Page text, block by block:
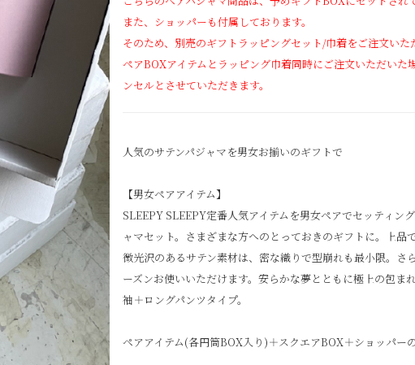
また、ショッパーも付属しております。
そのため、別売のギフトラッピングセット/巾着をご注文いた
ペアBOXアイテムとラッピング巾着同時にご注文いただいた
ンセルとさせていただきます。
人気のサテンパジャマを男女お揃いのギフトで
【男女ペアアイテム】
SLEEPY SLEEPY定番人気アイテムを男女ペアでセッティン
ャマセット。さまざまな方へのとっておきのギフトに。上品
微光沢のあるサテン素材は、密な織りで型崩れも最小限。さ
ーズンお使いいただけます。安らかな夢とともに極上の包ま
袖＋ロングパンツタイプ。
ペアアイテム(各円筒BOX入り)＋スクエアBOX＋ショッパーの